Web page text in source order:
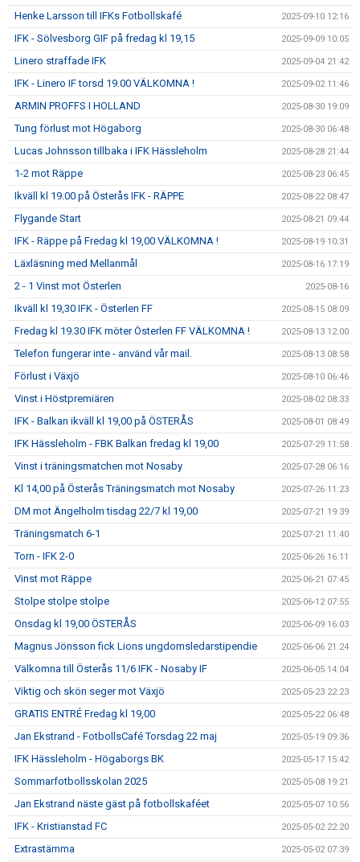
Henke Larsson till IFKs Fotbollskafé 2025-09-10 12:16
IFK - Sölvesborg GIF på fredag kl 19,15 2025-09-09 10:05
Linero straffade IFK 2025-09-04 21:42
IFK - Linero IF torsd 19.00 VÄLKOMNA ! 2025-09-02 11:46
ARMIN PROFFS I HOLLAND 2025-08-30 19:09
Tung förlust mot Högaborg 2025-08-30 06:48
Lucas Johnsson tillbaka i IFK Hässleholm 2025-08-28 21:44
1-2 mot Räppe 2025-08-23 06:45
Ikväll kl 19.00 på Österås IFK - RÄPPE 2025-08-22 08:47
Flygande Start 2025-08-21 09:44
IFK - Räppe på Fredag kl 19,00 VÄLKOMNA ! 2025-08-19 10:31
Läxläsning med Mellanmål 2025-08-16 17:19
2 - 1 Vinst mot Österlen 2025-08-16
Ikväll kl 19,30 IFK - Österlen FF 2025-08-15 08:09
Fredag kl 19.30 IFK möter Österlen FF VÄLKOMNA ! 2025-08-13 12:00
Telefon fungerar inte - använd vår mail. 2025-08-13 08:58
Förlust i Växjö 2025-08-10 06:46
Vinst i Höstpremiären 2025-08-02 08:33
IFK - Balkan ikväll kl 19,00 på ÖSTERÅS 2025-08-01 08:49
IFK Hässleholm - FBK Balkan fredag kl 19,00 2025-07-29 11:58
Vinst i träningsmatchen mot Nosaby 2025-07-28 06:16
Kl 14,00 på Österås Träningsmatch mot Nosaby 2025-07-26 11:23
DM mot Ängelholm tisdag 22/7 kl 19,00 2025-07-21 19:39
Träningsmatch 6-1 2025-07-21 11:40
Torn - IFK 2-0 2025-06-26 16:11
Vinst mot Räppe 2025-06-21 07:45
Stolpe stolpe stolpe 2025-06-12 07:55
Onsdag kl 19,00 ÖSTERÅS 2025-06-09 16:03
Magnus Jönsson fick Lions ungdomsledarstipendie 2025-06-06 21:24
Välkomna till Österås 11/6 IFK - Nosaby IF 2025-06-05 14:04
Viktig och skön seger mot Växjö 2025-05-23 22:23
GRATIS ENTRÉ Fredag kl 19,00 2025-05-22 06:48
Jan Ekstrand - FotbollsCafé Torsdag 22 maj 2025-05-19 09:36
IFK Hässleholm - Högaborgs BK 2025-05-17 15:42
Sommarfotbollsskolan 2025 2025-05-08 19:21
Jan Ekstrand näste gäst på fotbollskaféet 2025-05-07 10:56
IFK - Kristianstad FC 2025-05-02 22:20
Extrastämma 2025-05-02 07:39